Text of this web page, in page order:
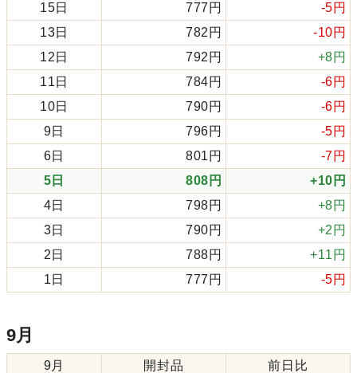
15日
777円
-5円
13日
782円
-10円
12日
792円
+8円
11日
784円
-6円
10日
790円
-6円
9日
796円
-5円
6日
801円
-7円
5日
808円
+10円
4日
798円
+8円
3日
790円
+2円
2日
788円
+11円
1日
777円 -5円
9月
9月 開封品
前日比